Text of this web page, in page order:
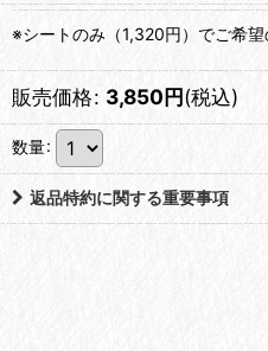
※シートのみ（1,320円）でご希
販売価格: 3,850円(税込)
数量:
返品特約に関する重要事項